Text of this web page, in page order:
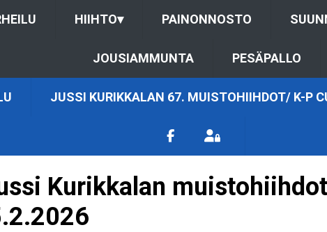
HIIHTO▾ PAINONNOSTO
JOUSIAMMUNTA PESÄPALLO
JUSSI KURIKKALAN 67. MUISTOHIIHDOT/ K-P
Kurikkalan